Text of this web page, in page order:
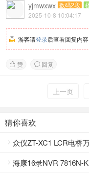
yjmwxwx 数码2段
2025-10-8 10:04:17
游客请登录后查看回复内容
 赞  回复
上一页
猜你喜欢
 众仪ZT-XC1 LCR电桥
 海康16录NVR 7816N-